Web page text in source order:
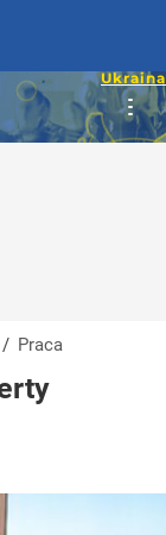
/ Praca